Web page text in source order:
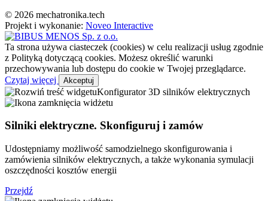
© 2026 mechatronika.tech
Projekt i wykonanie: Noveo Interactive
Ta strona używa ciasteczek (cookies) w celu realizacji usług zgodnie
z Polityką dotyczącą cookies. Możesz określić warunki
przechowywania lub dostępu do cookie w Twojej przeglądarce.
Czytaj więcej
Akceptuj
Konfigurator 3D silników elektrycznych
Silniki elektryczne. Skonfiguruj i zamów
Udostępniamy możliwość samodzielnego skonfigurowania i
zamówienia silników elektrycznych, a także wykonania symulacji
oszczędności kosztów energii
Przejdź